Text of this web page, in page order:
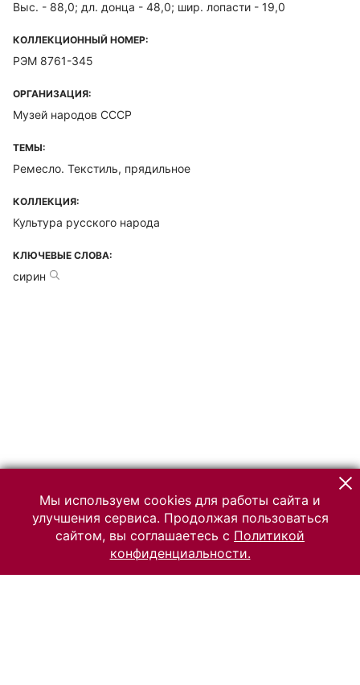
Выс. - 88,0; дл. донца - 48,0; шир. лопасти - 19,0
КОЛЛЕКЦИОННЫЙ НОМЕР:
РЭМ 8761-345
ОРГАНИЗАЦИЯ:
Музей народов СССР
ТЕМЫ:
Ремесло. Текстиль, прядильное
КОЛЛЕКЦИЯ:
Культура русского народа
КЛЮЧЕВЫЕ СЛОВА:
сирин
Мы используем cookies для работы сайта и
улучшения сервиса. Продолжая пользоваться
сайтом, вы соглашаетесь с Политикой
конфиденциальности.